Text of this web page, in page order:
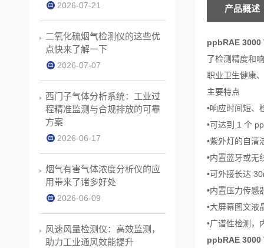
产品概述
ppbRAE 3000
了检测精度和
职业卫生健康
主要特点
•响应时间短、
•可达到 1 个
•紫外灯的自清
•内置蓝牙或无
•可外接长达
•内置压力传感
•大屏幕图文液
•广谱性检测，
ppbRAE 3000
2026-07-21
二氧化硫烟气检测仪的这些优
点快来了解一下
2026-07-07
西门子气体分析系统：工业过
程精准监测与合规排放的可靠
方案
2026-06-17
烟气有害气体浓度分析仪的应
用带来了诸多好处
2026-06-09
风速风量检测仪：高效监测，
助力工业通风效能提升